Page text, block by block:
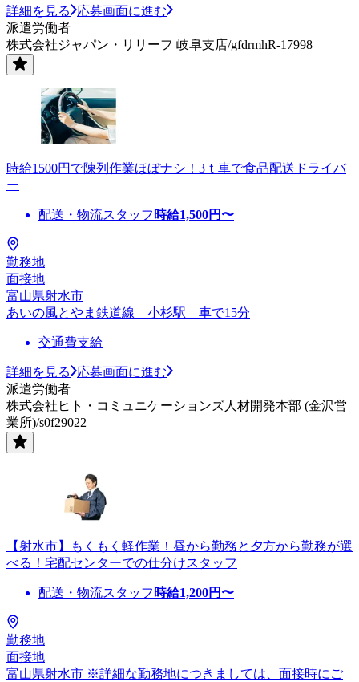
詳細を見る
応募画面に進む
派遣労働者
株式会社ジャパン・リリーフ 岐阜支店/gfdrmhR-17998
時給1500円で陳列作業ほぼナシ！3ｔ車で食品配送ドライバ
ー
配送・物流スタッフ 時給1,500円〜
勤務地
面接地
富山県射水市
あいの風とやま鉄道線 小杉駅 車で15分
交通費支給
詳細を見る
応募画面に進む
派遣労働者
株式会社ヒト・コミュニケーションズ人材開発本部 (金沢営
業所)/s0f29022
【射水市】もくもく軽作業！昼から勤務と夕方から勤務が選
べる！宅配センターでの仕分けスタッフ
配送・物流スタッフ 時給1,200円〜
勤務地
面接地
富山県射水市 ※詳細な勤務地につきましては、面接時にご